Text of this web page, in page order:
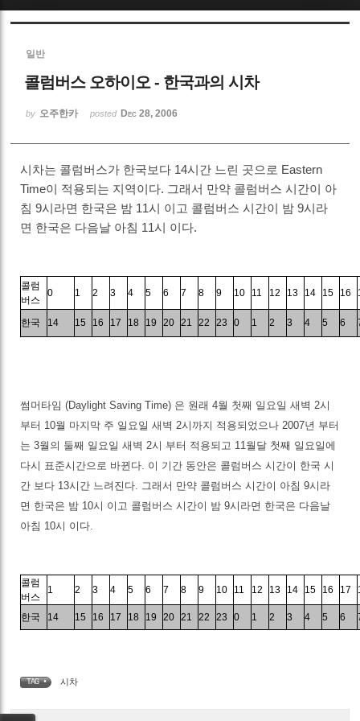
일반
콜럼버스 오하이오 - 한국과의 시차
by 오주한카 posted Dec 28, 2006
시차는 콜럼버스가 한국보다 14시간 느린 곳으로 Eastern
Time이 적용되는 지역이다. 그래서 만약 콜럼버스 시간이 아
침 9시라면 한국은 밤 11시 이고 콜럼버스 시간이 밤 9시라
면 한국은 다음날 아침 11시 이다.
콜럼
버스
0 1 2 3 4 5 6 7 8 9 10 11 12 13 14 15 16
한국 14 15 16 17 18 19 20 21 22 23 0 1 2 3 4 5 6
썸머타임 (Daylight Saving Time) 은 원래 4월 첫째 일요일 새벽 2시
부터 10월 마지막 주 일요일 새벽 2시까지 적용되었으나 2007년 부터
는 3월의 둘째 일요일 새벽 2시 부터 적용되고 11월달 첫째 일요일에
다시 표준시간으로 바뀐다. 이 기간 동안은 콜럼버스 시간이 한국 시
간 보다 13시간 느려진다. 그래서 만약 콜럼버스 시간이 아침 9시라
면 한국은 밤 10시 이고 콜럼버스 시간이 밤 9시라면 한국은 다음날
아침 10시 이다.
콜럼
버스
1 2 3 4 5 6 7 8 9 10 11 12 13 14 15 16 17
한국 14 15 16 17 18 19 20 21 22 23 0 1 2 3 4 5 6
TAG • 시차
Sketchbook5, 스케치북5
Sketchbook5, 스케치북5